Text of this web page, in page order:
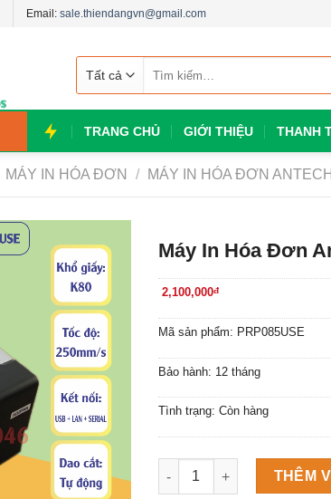
Email: sale.thiendangvn@gmail.com
kiếm:
TRANG CHỦ GIỚI THIỆU THANH
MÁY IN HÓA ĐƠN / MÁY IN HÓA ĐƠN ANTECH
Máy In Hóa Đơn
2,100,000đ
Mã sản phẩm: PRP085USE
Bảo hành: 12 tháng
Tình trạng: Còn hàng
Máy làm đá viên Scotsman
THÊM